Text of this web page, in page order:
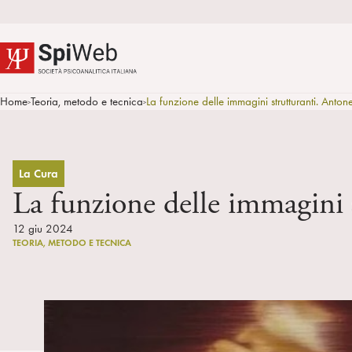
Home>Teoria, metodo e tecnica>La funzione delle immagini strutturanti.
La Cura
La funzione delle
12 giu 2024
TEORIA, METODO E TECNICA